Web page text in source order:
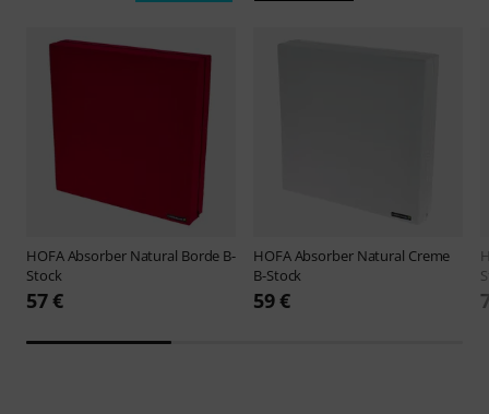
HOFAAbsorber Natural Borde B-
Stock
57 €
HOFAAbsorber Natural Creme
B-Stock
59 €